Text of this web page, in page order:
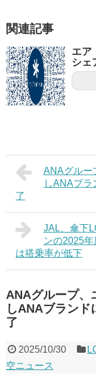
関連記事
エア
シェ
ANAグルー
しANAブラ
了
JAL、傘下
ンの2025
は搭乗率が低下
ANAグループ、
しANAブランド
了
2025/10/30
空ニュース